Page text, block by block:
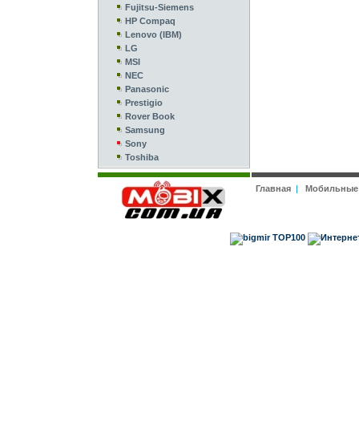
Fujitsu-Siemens
HP Compaq
Lenovo (IBM)
LG
MSI
NEC
Panasonic
Prestigio
Rover Book
Samsung
Sony
Toshiba
Главная|